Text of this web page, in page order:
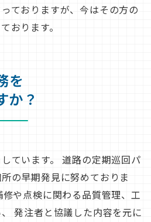
ておりますが、今はその方の
おります。
を
か？
ています。
道路の定期巡回パ
の早期発見に努めておりま
や点検に関わる品質管理、工
発注者と協議した内容を元に